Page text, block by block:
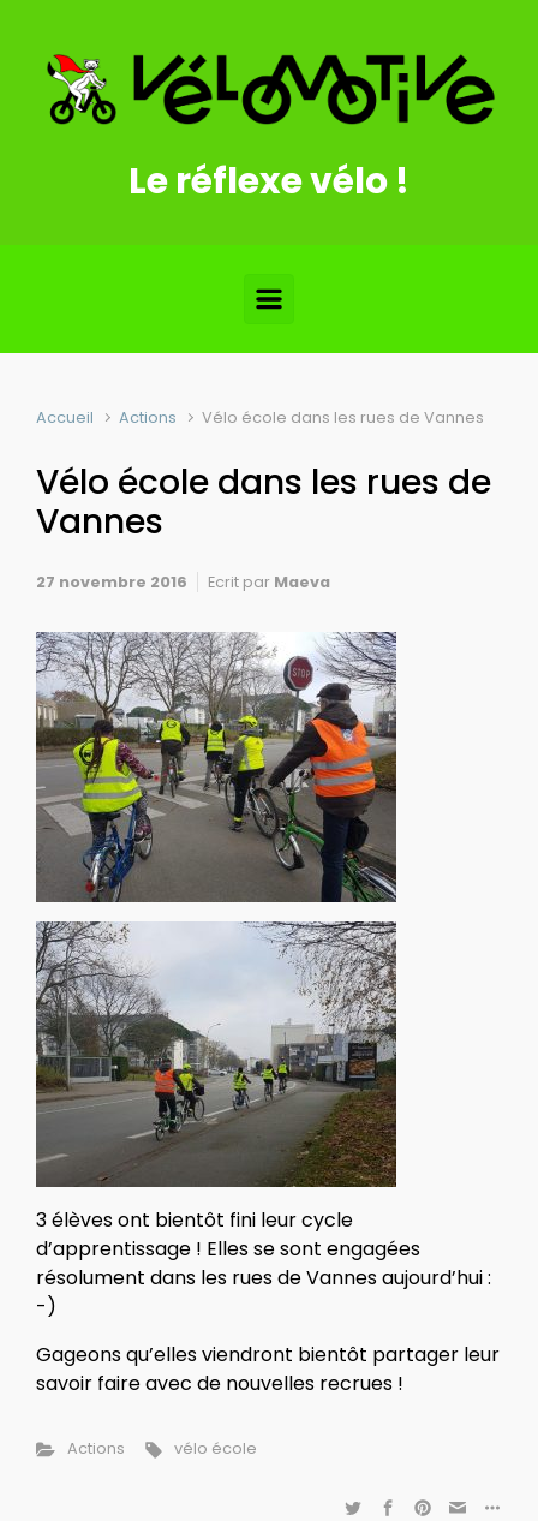
Le réflexe vélo !
Accueil Actions Vélo école dans les rues de Vannes
Vélo école dans les rues de
Vannes
27 novembre 2016 Ecrit par Maeva
3 élèves ont bientôt fini leur cycle
d’apprentissage ! Elles se sont engagées
résolument dans les rues de Vannes aujourd’hui :
-)
Gageons qu’elles viendront bientôt partager leur
savoir faire avec de nouvelles recrues !
Actions vélo école